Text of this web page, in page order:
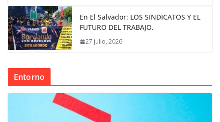
En El Salvador: LOS SINDICATOS Y EL
FUTURO DEL TRABAJO.
27 julio, 2026
Entorno